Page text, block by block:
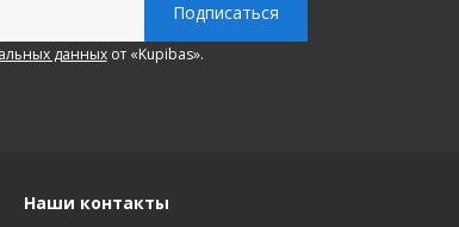
данныхот «Kupibas».
Наши контакты